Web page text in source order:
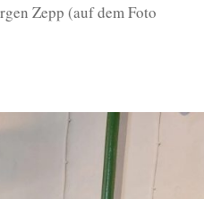
Zepp (auf dem Foto